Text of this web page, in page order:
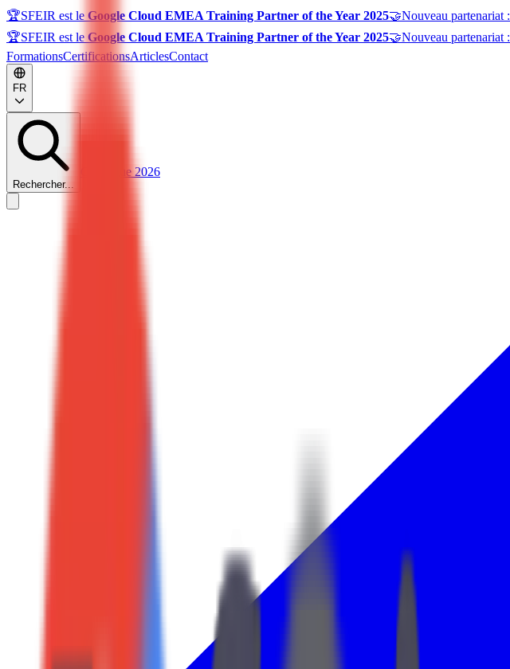
🏆SFEIR est le Google Cloud EMEA Training Partner of the Year 2025🤝Nouveau partenariat :
🏆SFEIR est le Google Cloud EMEA Training Partner of the Year 2025🤝Nouveau partenariat :
FormationsCertificationsArticlesContact
FR
Rechercher...
Catalogue 2026